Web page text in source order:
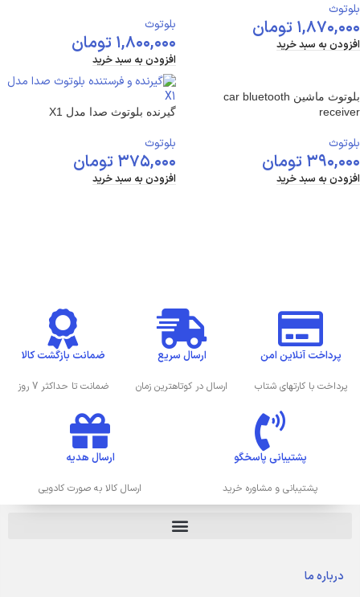
بلوتوث
۱,۸۷۰,۰۰۰ تومان
افزودن به سبد خرید
بلوتوث
۱,۸۰۰,۰۰۰ تومان
افزودن به سبد خرید
بلوتوث ماشین car bluetooth
receiver
بلوتوث
۳۹۰,۰۰۰ تومان
افزودن به سبد خرید
گیرنده بلوتوث صدا مدل X1
بلوتوث
۳۷۵,۰۰۰ تومان
افزودن به سبد خرید
پرداخت آنلاین امن
پرداخت با کارتهای شتاب
ارسال سریع
ارسال در کوتاهترین زمان
ضمانت بازگشت کالا
ضمانت تا حداکثر 7 روز
پشتیبانی پاسخگو
پشتیبانی و مشاوره خرید
ارسال هدیه
ارسال کالا به صورت کادویی
درباره ما